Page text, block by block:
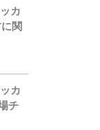
カ
関
カ
チ